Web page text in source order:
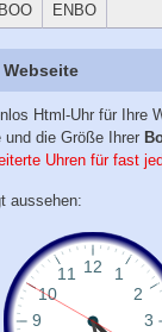
BOO ENBO
Html-Uhr für Ihre
und die Größe Ihrer
Uhren für fast
aussehen: